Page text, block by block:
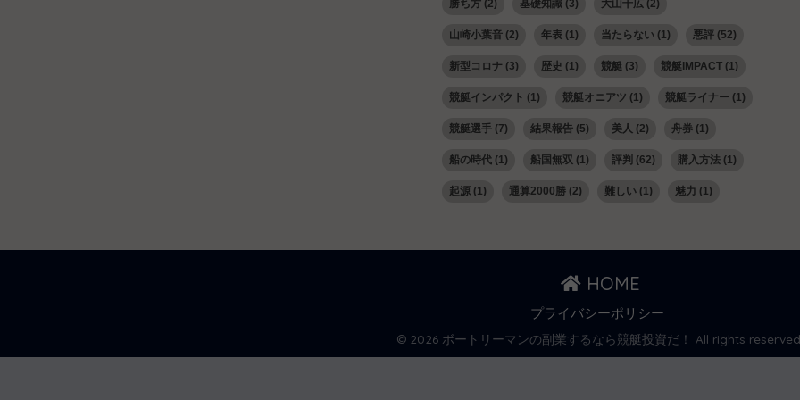
勝ち方 (2) 基礎知識 (3) 大山千広 (2)
山崎小葉音 (2) 年表 (1) 当たらない (1) 悪評 (52)
新型コロナ (3) 歴史 (1) 競艇 (3) 競艇IMPACT (1)
競艇インパクト (1) 競艇オニアツ (1) 競艇ライナー (1)
競艇選手 (7) 結果報告 (5) 美人 (2) 舟券 (1)
船の時代 (1) 船国無双 (1) 評判 (62) 購入方法 (1)
起源 (1) 通算2000勝 (2) 難しい (1) 魅力 (1)
HOME
プライバシーポリシー
© 2026 ボートリーマンの副業するなら競艇投資だ！ All rights